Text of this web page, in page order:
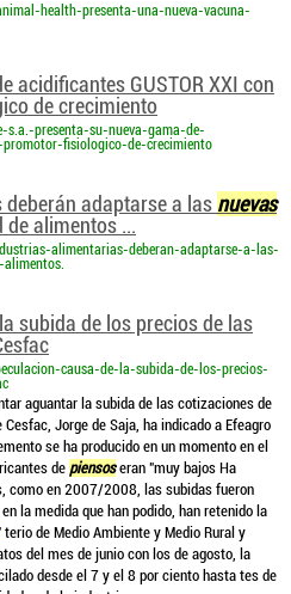
health-presenta-una-nueva-vacuna-
acidificantes GUSTOR XXI con
de crecimiento
presenta-su-nueva-gama-de-
fisiologico-de-crecimiento
adaptarse a las nuevas
alimentos ...
alimentarias-deberan-adaptarse-a-las-
subida de los precios de las
causa-de-la-subida-de-los-precios-
aguantar la subida de las cotizaciones de
Jorge de Saja, ha indicado a Efeagro
se ha producido en un momento en el
de piensoseran "muy bajos Ha
como en 2007/2008, las subidas fueron
la medida que han podido, han retenido la
terio de Medio Ambiente y Medio Rural y
del mes de junio con los de agosto, la
desde el 7 y el 8 por ciento hasta tes de